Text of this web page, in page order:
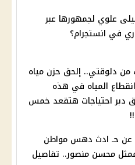
علوي لجمهورها عبر
في انستجرام؟
من دلوقتي.. إلحق حزن مياه
المياه في هذه
دبر احتياجات هتقعد خمس
عن حـ ادث دهس مواطن
محسن منصور.. تفاصيل